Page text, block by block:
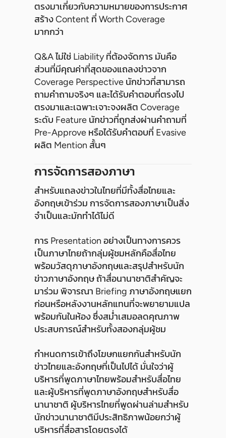
ตรงมาเกี่ยวกับความหมายของการประกาศ
สร้าง Content ที่ Worth Coverage
มากกว่า
Q&A ไม่ใช่ Liability ที่ต้องจัดการ มันคือ
ส่วนที่มีคุณค่าที่สุดของแถลงข่าวจาก
Coverage Perspective นักข่าวที่สามารถ
ถามคำถามจริงๆ และได้รับคำตอบที่ตรงไป
ตรงมาและเฉพาะเจาะจงผลิต Coverage
ระดับ Feature นักข่าวที่ถูกส่งผ่านคำถามที่
Pre-Approve หรือได้รับคำตอบที่ Evasive
ผลิต Mention สั้นๆ
การจัดการสองภาษา
สำหรับแถลงข่าวในไทยที่มีทั้งสื่อไทยและ
อังกฤษเข้าร่วม การจัดการสองภาษาเป็นสิ่ง
จำเป็นและมักทำได้ไม่ดี
การ Presentation อย่างเป็นทางการควร
เป็นภาษาไทยถ้ากลุ่มผู้ชมหลักคือสื่อไทย
พร้อมวัสดุภาษาอังกฤษและสรุปสำหรับนัก
ข่าวภาษาอังกฤษ ถ้าสื่อนานาชาติสำคัญจะ
มาร่วม พิจารณา Briefing ภาษาอังกฤษแยก
ก่อนหรือหลังงานหลักแทนที่จะพยายามแปล
พร้อมกันในห้อง ซึ่งสม่ำเสมอลดคุณภาพ
ประสบการณ์สำหรับทั้งสองกลุ่มผู้ชม
กำหนดการเข้าถึงโฆษกแยกกันสำหรับนัก
ข่าวไทยและอังกฤษที่เป็นไปได้ มั่นใจว่าผู้
บริหารที่พูดภาษาไทยพร้อมสำหรับสื่อไทย
และผู้บริหารที่พูดภาษาอังกฤษสำหรับสื่อ
นานาชาติ ผู้บริหารไทยที่พูดผ่านล่ามสำหรับ
นักข่าวนานาชาติมีประสิทธิภาพน้อยกว่าผู้
บริหารที่สื่อสารโดยตรงได้